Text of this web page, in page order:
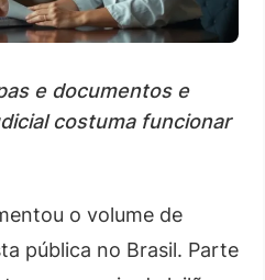
e documentos e
costuma funcionar
o volume de
pública no Brasil. Parte